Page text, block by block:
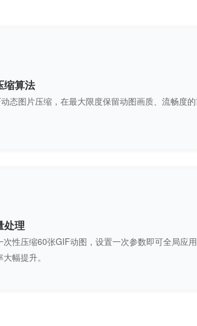
缩算法
态图片压缩，在最大限度保留动图画质、流畅度
处理
次性压缩60张GIF动图，设置一次参数即可全局应
幅提升。